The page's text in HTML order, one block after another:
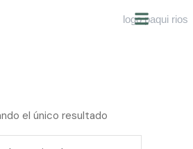
el único resultado